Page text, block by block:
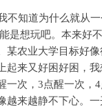
不知道为什么就从
是想玩吧。本来好
某农业大学目标好
起来又好困好困，
一次，3点醒一次，
越来越静不下心。